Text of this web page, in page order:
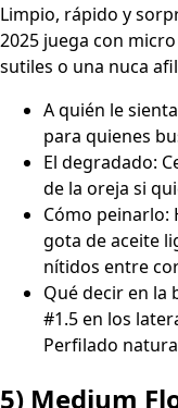
Limpio, rápido y
2025 juega con
sutiles o una nuca
A quién le
para quienes
El degradado:
de la oreja si
Cómo peinarlo:
gota de aceite
nítidos entre
Qué decir en la
#1.5 en los
Perfilado
5) Medium